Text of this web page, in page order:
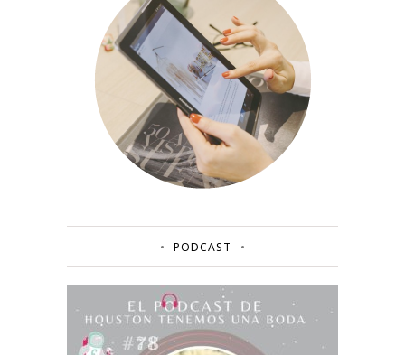
PODCAST